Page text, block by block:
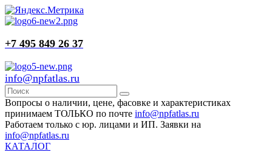
+7 495 849 26 37
info@npfatlas.ru
Вопросы о наличии, цене, фасовке и характеристиках
принимаем ТОЛЬКО по почте info@npfatlas.ru
Работаем только с юр. лицами и ИП. Заявки на
info@npfatlas.ru
КАТАЛОГ